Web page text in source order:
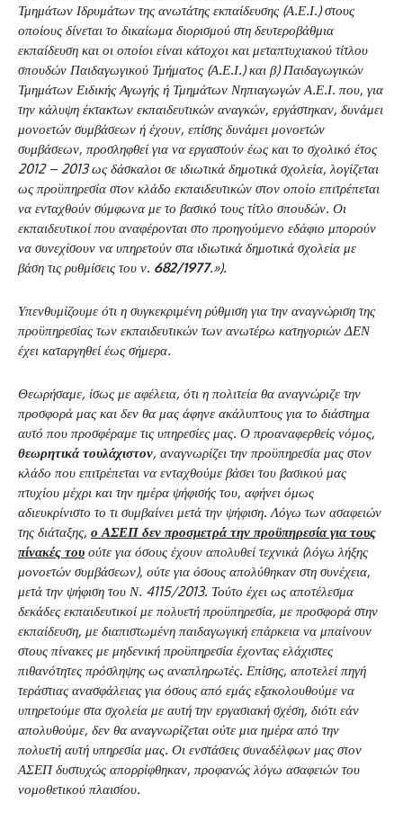
Τμημάτων Ιδρυμάτων της ανωτάτης εκπαίδευσης (Α.Ε.Ι.) στους
οποίους δίνεται το δικαίωμα διορισμού στη δευτεροβάθμια
εκπαίδευση και οι οποίοι είναι κάτοχοι και μεταπτυχιακού τίτλου
σπουδών Παιδαγωγικού Τμήματος (Α.Ε.Ι.) και β) Παιδαγωγικών
Τμημάτων Ειδικής Αγωγής ή Τμημάτων Νηπιαγωγών Α.Ε.Ι. που, για
την κάλυψη έκτακτων εκπαιδευτικών αναγκών, εργάστηκαν, δυνάμει
μονοετών συμβάσεων ή έχουν, επίσης δυνάμει μονοετών
συμβάσεων, προσληφθεί για να εργαστούν έως και το σχολικό έτος
2012 – 2013 ως δάσκαλοι σε ιδιωτικά δημοτικά σχολεία, λογίζεται
ως προϋπηρεσία στον κλάδο εκπαιδευτικών στον οποίο επιτρέπεται
να ενταχθούν σύμφωνα με το βασικό τους τίτλο σπουδών. Οι
εκπαιδευτικοί που αναφέρονται στο προηγούμενο εδάφιο μπορούν
να συνεχίσουν να υπηρετούν στα ιδιωτικά δημοτικά σχολεία με
βάση τις ρυθμίσεις του ν. 682/1977.»).
Υπενθυμίζουμε ότι η συγκεκριμένη ρύθμιση για την αναγνώριση της
προϋπηρεσίας των εκπαιδευτικών των ανωτέρω κατηγοριών ΔΕΝ
έχει καταργηθεί έως σήμερα.
Θεωρήσαμε, ίσως με αφέλεια, ότι η πολιτεία θα αναγνώριζε την
προσφορά μας και δεν θα μας άφηνε ακάλυπτους για το διάστημα
αυτό που προσφέραμε τις υπηρεσίες μας. Ο προαναφερθείς νόμος,
θεωρητικά τουλάχιστον, αναγνωρίζει την προϋπηρεσία μας στον
κλάδο που επιτρέπεται να ενταχθούμε βάσει του βασικού μας
πτυχίου μέχρι και την ημέρα ψήφισής του, αφήνει όμως
αδιευκρίνιστο το τι συμβαίνει μετά την ψήφιση. Λόγω των ασαφειών
της διάταξης, ο ΑΣΕΠ δεν προσμετρά την προϋπηρεσία για τους
πίνακές του ούτε για όσους έχουν απολυθεί τεχνικά (λόγω λήξης
μονοετών συμβάσεων), ούτε για όσους απολύθηκαν στη συνέχεια,
μετά την ψήφιση του Ν. 4115/2013. Τούτο έχει ως αποτέλεσμα
δεκάδες εκπαιδευτικοί με πολυετή προϋπηρεσία, με προσφορά στην
εκπαίδευση, με διαπιστωμένη παιδαγωγική επάρκεια να μπαίνουν
στους πίνακες με μηδενική προϋπηρεσία έχοντας ελάχιστες
πιθανότητες πρόσληψης ως αναπληρωτές. Επίσης, αποτελεί πηγή
τεράστιας ανασφάλειας για όσους από εμάς εξακολουθούμε να
υπηρετούμε στα σχολεία με αυτή την εργασιακή σχέση, διότι εάν
απολυθούμε, δεν θα αναγνωρίζεται ούτε μια ημέρα από την
πολυετή αυτή υπηρεσία μας. Οι ενστάσεις συναδέλφων μας στον
ΑΣΕΠ δυστυχώς απορρίφθηκαν, προφανώς λόγω ασαφειών του
νομοθετικού πλαισίου.